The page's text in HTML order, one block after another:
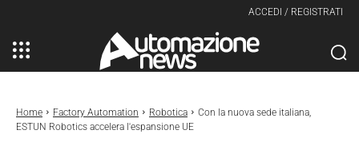
ACCEDI / REGISTRATI
Home Factory Automation Robotica
Con la nuova sede italiana,
ESTUN Robotics accelera l'espansione UE